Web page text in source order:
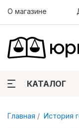
О магазине
КАТАЛОГ
Главная История